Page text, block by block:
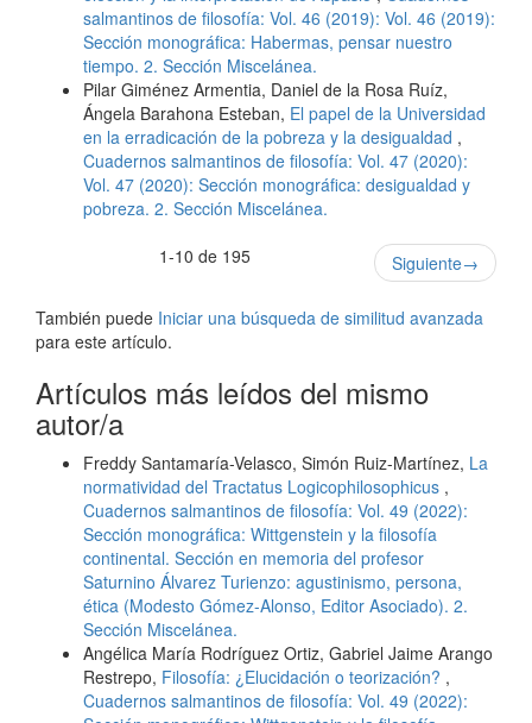
salmantinos de filosofía: Vol. 46 (2019): Vol. 46 (2019):
Sección monográfica: Habermas, pensar nuestro
tiempo. 2. Sección Miscelánea.
Pilar Giménez Armentia, Daniel de la Rosa Ruíz,
Ángela Barahona Esteban, El papel de la Universidad
en la erradicación de la pobreza y la desigualdad ,
Cuadernos salmantinos de filosofía: Vol. 47 (2020):
Vol. 47 (2020): Sección monográfica: desigualdad y
pobreza. 2. Sección Miscelánea.
1-10 de 195
Siguiente→
También puede Iniciar una búsqueda de similitud avanzada
para este artículo.
Artículos más leídos del mismo
autor/a
Freddy Santamaría-Velasco, Simón Ruiz-Martínez, La
normatividad del Tractatus Logicophilosophicus ,
Cuadernos salmantinos de filosofía: Vol. 49 (2022):
Sección monográfica: Wittgenstein y la filosofía
continental. Sección en memoria del profesor
Saturnino Álvarez Turienzo: agustinismo, persona,
ética (Modesto Gómez-Alonso, Editor Asociado). 2.
Sección Miscelánea.
Angélica María Rodríguez Ortiz, Gabriel Jaime Arango
Restrepo, Filosofía: ¿Elucidación o teorización? ,
Cuadernos salmantinos de filosofía: Vol. 49 (2022):